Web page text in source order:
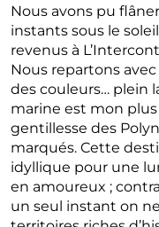
Nous avons pu
instants sous le
revenus à
Nous repartons
des couleurs… plein
marine est mon
gentillesse des
marqués. Cette
idyllique pour une
en amoureux ;
un seul instant on